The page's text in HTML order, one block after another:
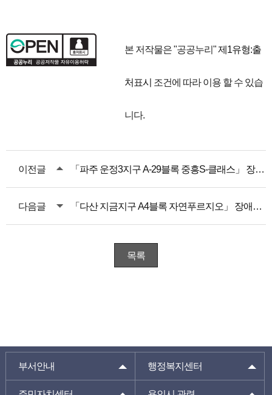
본 저작물은 "공공누리"제1유형:출
처표시 조건에 따라 이용 할 수 있습
니다.
이전글 「파주 운정3지구 A-29블록 중흥S-클래스」 장애인 특별공급 안내
다음글 「다산 지금지구 A4블록 자연푸르지오」 장애인 특별공급 일정 변경 안내
목록
부서안내 행정복지센터